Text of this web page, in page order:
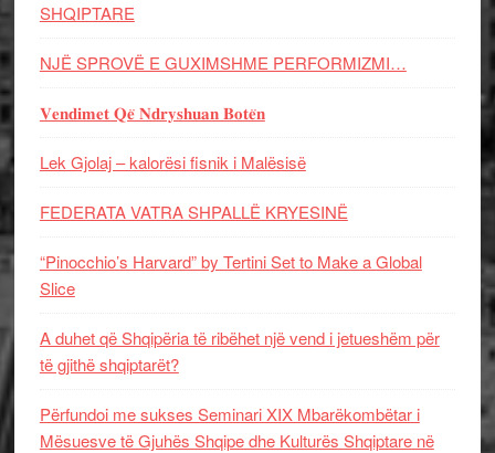
SHQIPTARE
NJË SPROVË E GUXIMSHME PERFORMIZMI…
𝐕𝐞𝐧𝐝𝐢𝐦𝐞𝐭 𝐐𝐞̈ 𝐍𝐝𝐫𝐲𝐬𝐡𝐮𝐚𝐧 𝐁𝐨𝐭𝐞̈𝐧
Lek Gjolaj – kalorësi fisnik i Malësisë
FEDERATA VATRA SHPALLË KRYESINË
“Pinocchio’s Harvard” by Tertini Set to Make a Global
Slice
A duhet që Shqipëria të ribëhet një vend i jetueshëm për
të gjithë shqiptarët?
Përfundoi me sukses Seminari XIX Mbarëkombëtar i
Mësuesve të Gjuhës Shqipe dhe Kulturës Shqiptare në